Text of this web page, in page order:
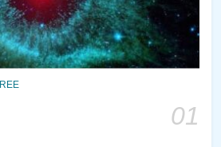
REE
01
PENSAMIENTO JUDÍO PIRKEI AVOT
CABALÁ Y JASIDUT: EL
CONSEJO DE LOS PADRES